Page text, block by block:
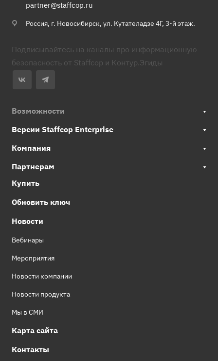
partner@staffcop.ru
Россия, г. Новосибирск, ул. Кутателадзе 4Г, 3-й этаж.
Подписывайтесь на каналы про информационную
безопасность от Staffcop и Контур.Эгиды
Возможности
Версии Staffcop Enterprise
Компания
Партнерам
Купить
Обновить ключ
Новости
Вебинары
Мероприятия
Новости компании
Новости продукта
Мы в СМИ
Карта сайта
Контакты